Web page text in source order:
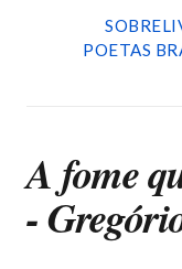
SOBRE
POETAS
A fome
-